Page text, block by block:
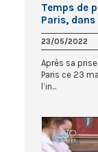
Temps de
Paris,
23/05/2022
Après sa
Paris ce 23
l’in...